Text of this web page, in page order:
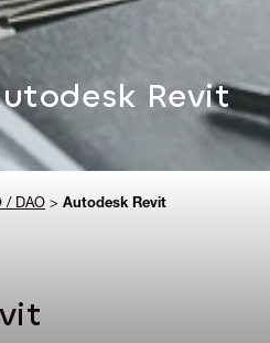
Revit
/ DAO > Autodesk Revit